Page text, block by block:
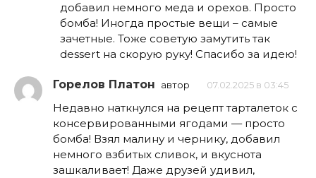
добавил немного меда и орехов. Просто
бомба! Иногда простые вещи – самые
зачетные. Тоже советую замутить так
dessert на скорую руку! Спасибо за идею!
Горелов Платон автор 07.02.2025 в 03:45
Недавно наткнулся на рецепт тарталеток с
консервированными ягодами — просто
бомба! Взял малину и чернику, добавил
немного взбитых сливок, и вкуснота
зашкаливает! Даже друзей удивил,